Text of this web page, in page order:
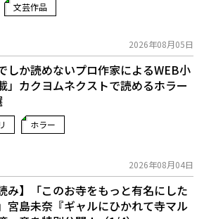
文芸作品
2026年08月05日
しか読めないプロ作家によるWEB小
」――カクヨムネクストで読めるホラー
ホラー
2026年08月04日
み】「このお寺をもっと有名にした
宮島未奈『ギャルにひかれて寺マル